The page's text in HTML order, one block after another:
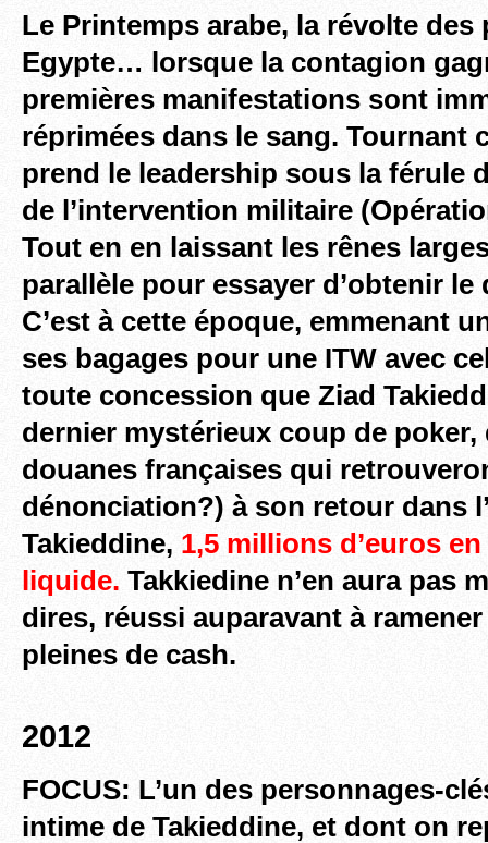
Le Printemps arabe, la révolte
Egypte… lorsque la contagion
premières manifestations sont
réprimées dans le sang. Tournant
prend le leadership sous la férule
de l’intervention militaire
Tout en en laissant les rênes
parallèle pour essayer d’obtenir le
C’est à cette époque, emmenant
ses bagages pour une ITW avec
toute concession que Ziad
dernier mystérieux coup de poker,
douanes françaises qui
dénonciation?) à son retour dans
Takieddine, 1,5 millions d’euros en
liquide. Takkiedine n’en aura pas
dires, réussi auparavant à
pleines de cash.
2012
FOCUS: L’un des personnages-
intime de Takieddine, et dont on